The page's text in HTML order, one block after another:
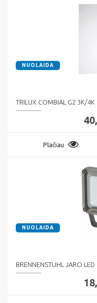
NUOLAIDA
TRILUX COMBIAL G2 3K/
Plačiau
NUOLAIDA
BRENNENSTUHL JARO